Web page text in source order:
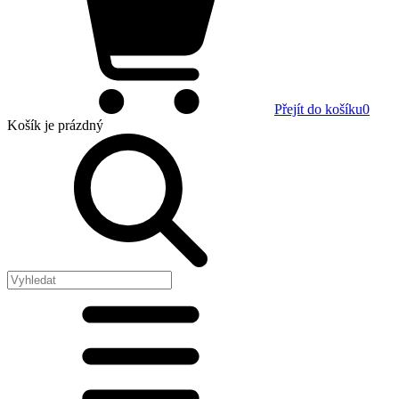
Přejít do košíku0
Košík je prázdný